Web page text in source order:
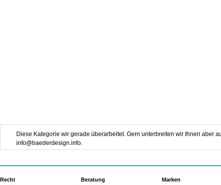
Diese Kategorie wir gerade überarbeitet. Gern unterbreiten wir Ihnen aber
info@baederdesign.info.
Recht
Beratung
Marken